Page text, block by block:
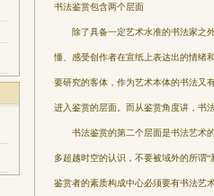
书法鉴赏包含两个层面
除了具备一定艺术水准的书法家之外
懂、感受创作者在宣纸上表达出的情绪
要研究的客体，作为艺术本体的书法又
进入鉴赏的层面。而从鉴赏角度讲，书
书法鉴赏的第二个层面是书法艺术的
多超越时空的认识，不要被域外的所谓
鉴赏者的素质构成中心必须要有书法艺